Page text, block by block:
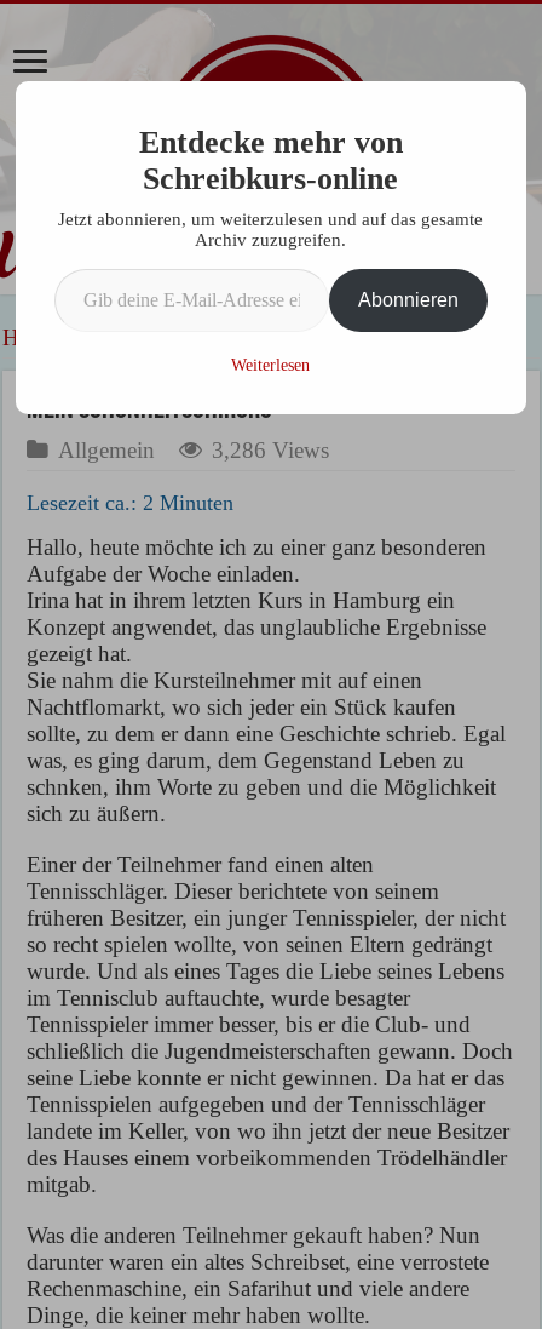
Home Mein Schönheitschirurg
Mein Schönheitschirurg
Allgemein 3,286 Views
Lesezeit ca.: 2 Minuten
Hallo, heute möchte ich zu einer ganz besonderen
Aufgabe der Woche einladen.
Irina hat in ihrem letzten Kurs in Hamburg ein
Konzept angwendet, das unglaubliche Ergebnisse
gezeigt hat.
Sie nahm die Kursteilnehmer mit auf einen
Nachtflomarkt, wo sich jeder ein Stück kaufen
sollte, zu dem er dann eine Geschichte schrieb. Egal
was, es ging darum, dem Gegenstand Leben zu
schnken, ihm Worte zu geben und die Möglichkeit
sich zu äußern.
Einer der Teilnehmer fand einen alten
Tennisschläger. Dieser berichtete von seinem
früheren Besitzer, ein junger Tennisspieler, der nicht
so recht spielen wollte, von seinen Eltern gedrängt
wurde. Und als eines Tages die Liebe seines Lebens
im Tennisclub auftauchte, wurde besagter
Tennisspieler immer besser, bis er die Club- und
schließlich die Jugendmeisterschaften gewann. Doch
seine Liebe konnte er nicht gewinnen. Da hat er das
Tennisspielen aufgegeben und der Tennisschläger
landete im Keller, von wo ihn jetzt der neue Besitzer
des Hauses einem vorbeikommenden Trödelhändler
mitgab.
Was die anderen Teilnehmer gekauft haben? Nun
darunter waren ein altes Schreibset, eine verrostete
Rechenmaschine, ein Safarihut und viele andere
Dinge, die keiner mehr haben wollte.
Entdecke mehr von
Schreibkurs-online
Jetzt abonnieren, um weiterzulesen und auf das gesamte
Archiv zuzugreifen.
Gib deine E-Mail-Adresse ein ...
Abonnieren
Weiterlesen